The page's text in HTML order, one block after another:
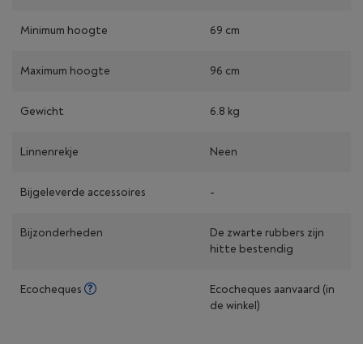
Minimum hoogte 69 cm
Maximum hoogte 96 cm
Gewicht 6.8 kg
Linnenrekje Neen
Bijgeleverde accessoires -
Bijzonderheden
De zwarte rubbers zijn
hitte bestendig
Ecocheques
Ecocheques aanvaard (in
de winkel)